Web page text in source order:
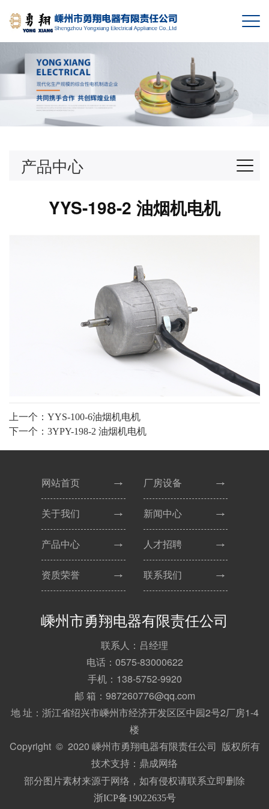
产品中心
YYS-198-2 油烟机电机
上一个：YYS-100-6油烟机电机
下一个：3YPY-198-2 油烟机电机
嵊州市勇翔电器有限责任公司
联系人：吕经理
电话：0575-83000622
手机：138-5752-9920
邮 箱：987260776@qq.com
地 址：浙江省绍兴市嵊州市经济开发区区中园2号2厂房1-4
楼
Copyright © 2020 嵊州市勇翔电器有限责任公司 版权所有
技术支持： 鼎成网络
部分图片素材来源于网络，如有侵权请联系立即删除
浙ICP备19022635号
网站首页
关于我们
产品中心
资质荣誉
厂房设备
新闻中心
人才招聘
联系我们